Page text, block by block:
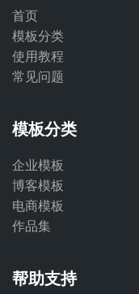
首页
模板分类
使用教程
常见问题
模板分类
企业模板
博客模板
电商模板
作品集
帮助支持